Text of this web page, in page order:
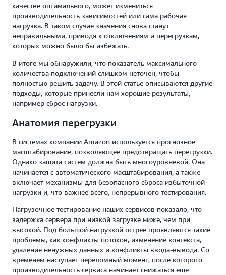
качестве оптимального, может измениться
производительность зависимостей или сама рабочая
нагрузка. В таком случае значения снова станут
неправильными, приводя к отключениям и перегрузкам,
которых можно было бы избежать.
В итоге мы обнаружили, что показатель максимального
количества подключений слишком неточен, чтобы
полностью решить задачу. В этой статье описываются другие
подходы, которые принесли нам хорошие результаты,
например сброс нагрузки.
Анатомия перегрузки
В системах компании Amazon используется прогнозное
масштабирование, позволяющее предотвращать перегрузки.
Однако защита систем должна быть многоуровневой. Она
начинается с автоматического масштабирования, а также
включает механизмы для безопасного сброса избыточной
нагрузки и, что важнее всего, непрерывного тестирования.
Нагрузочное тестирование наших сервисов показало, что
задержка сервера при низкой загрузке ниже, чем при
высокой. Под большой нагрузкой острее проявляются такие
проблемы, как конфликты потоков, изменение контекста,
удаление ненужных данных и конфликты ввода-вывода. Со
временем наступает переломный момент, после которого
производительность сервиса начинает снижаться еще